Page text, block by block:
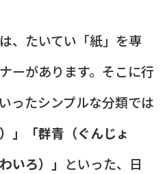
、たいてい「紙」を専
ーがあります。そこに行
ったシンプルな分類では
」「群青（ぐんじょ
いろ）」 といった、日